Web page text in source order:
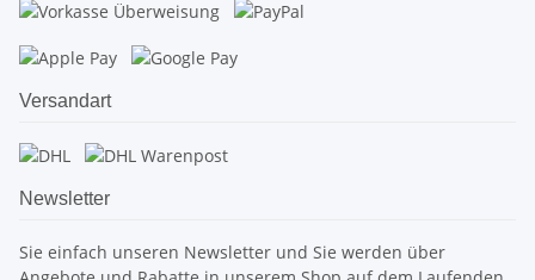
Versandart
Newsletter
Sie einfach unseren Newsletter und Sie werden über